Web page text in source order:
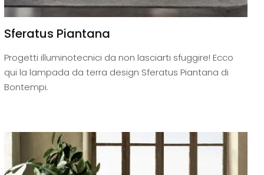
Sferatus Piantana
Progetti illuminotecnici da non lasciarti sfuggire! Ecco
qui la lampada da terra design Sferatus Piantana di
Bontempi.